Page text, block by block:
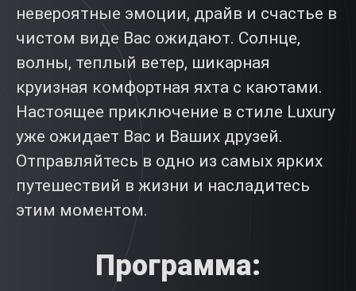
невероятные эмоции, драйв и счастье в
чистом виде Вас ожидают. Солнце,
волны, теплый ветер, шикарная
круизная комфортная яхта с каютами.
Настоящее приключение в стиле Luxury
уже ожидает Вас и Ваших друзей.
Отправляйтесь в одно из самых ярких
путешествий в жизни и насладитесь
этим моментом.
Программа: